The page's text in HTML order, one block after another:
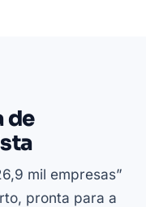
de
mil empresas”
pronta para a